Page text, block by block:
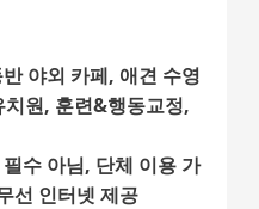
야외 카페, 애견 수영
원, 훈련&행동교정,
수 아님, 단체 이용 가
선 인터넷 제공